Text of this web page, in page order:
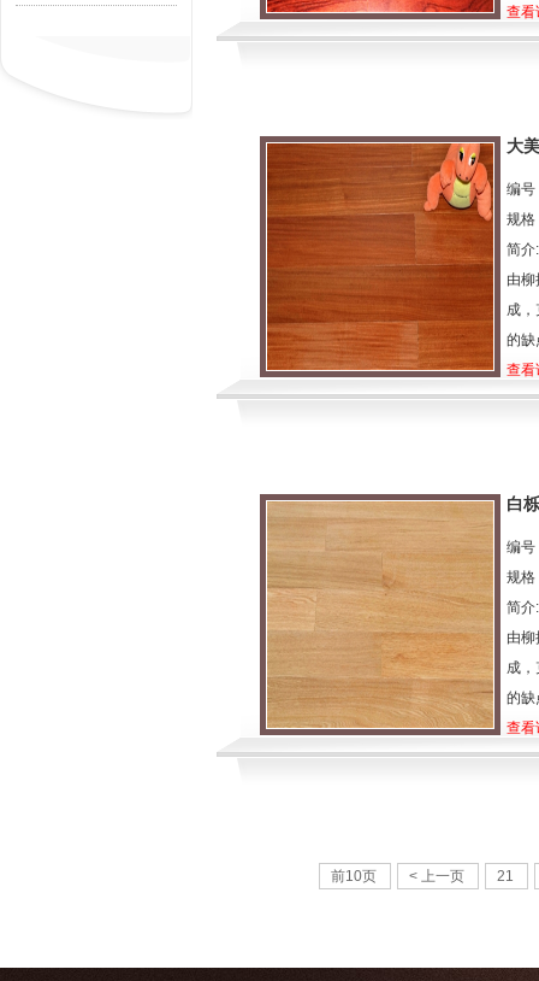
查看
大
编号
规
简介
由
成
的缺
查看
白
编号
规
简介
由
成
的缺
查看
前10页 < 上一页 21